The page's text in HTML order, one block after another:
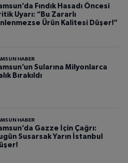
Fındık Hasadı Öncesi
Uyarı: “Bu Zararlı
Ürün Kalitesi Düşer!”
HABER
Sularına Milyonlarca
Bırakıldı
HABER
Gazze İçin Çağrı:
Susarsak Yarın İstanbul